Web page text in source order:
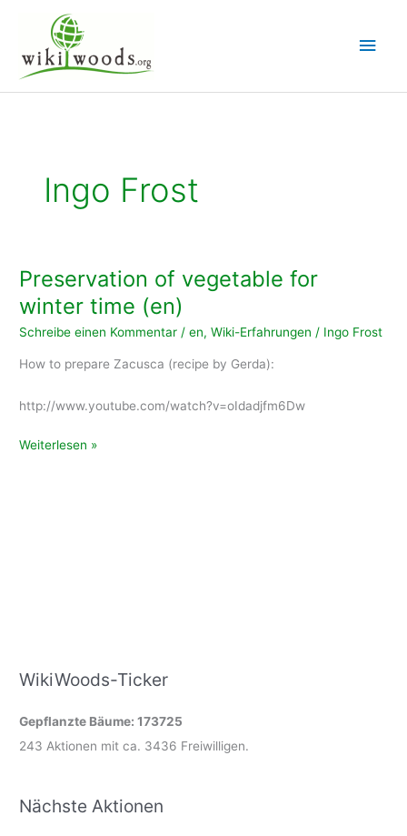
springen
Ingo Frost
Preservation of vegetable for
winter time (en)
Schreibe einen Kommentar /en,Wiki-Erfahrungen / Ingo Frost
How to prepare Zacusca (recipe by Gerda):
http://www.youtube.com/watch?v=oIdadjfm6Dw
Preservation
Weiterlesen »
WikiWoods-Ticker
Gepflanzte Bäume: 173725
243 Aktionen mit ca. 3436 Freiwilligen.
Nächste Aktionen